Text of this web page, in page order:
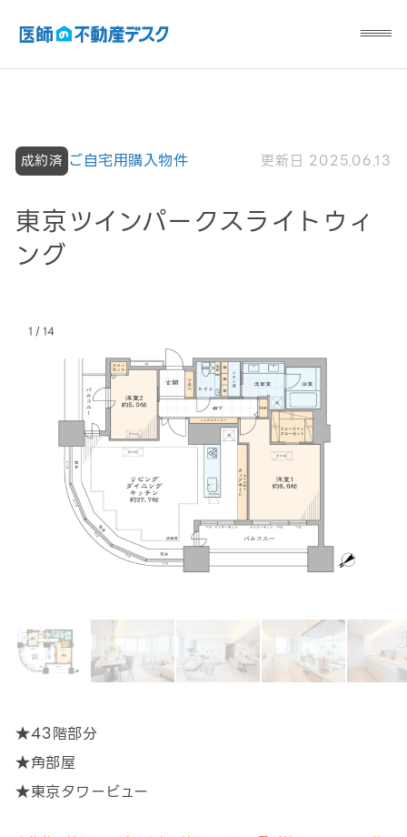
成約済 ご自宅用購入物件
東京ツインパークスライトウィ
ング
更新日 2025.06.13
1 / 14
★43階部分
★角部屋
★東京タワービュー